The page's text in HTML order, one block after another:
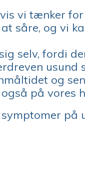
vi tænker
såre, og vi
selv, fordi
usund
og
på vores
på